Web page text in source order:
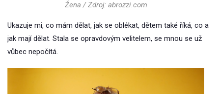
Žena / Zdroj: abrozzi.com
Ukazuje mi, co mám dělat, jak se oblékat, dětem také říká, co a
jak mají dělat. Stala se opravdovým velitelem, se mnou se už
vůbec nepočítá.